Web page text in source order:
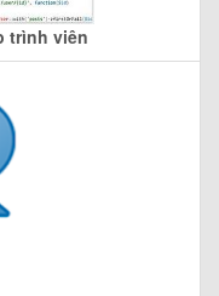
trình viên